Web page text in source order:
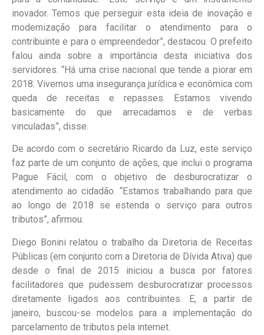
inovador. Temos que perseguir esta ideia de inovação e
modernização para facilitar o atendimento para o
contribuinte e para o empreendedor”, destacou. O prefeito
falou ainda sobre a importância desta iniciativa dos
servidores. “Há uma crise nacional que tende a piorar em
2018. Vivemos uma insegurança jurídica e econômica com
queda de receitas e repasses. Estamos vivendo
basicamente do que arrecadamos e de verbas
vinculadas”, disse.
De acordo com o secretário Ricardo da Luz, este serviço
faz parte de um conjunto de ações, que inclui o programa
Pague Fácil, com o objetivo de desburocratizar o
atendimento ao cidadão. “Estamos trabalhando para que
ao longo de 2018 se estenda o serviço para outros
tributos”, afirmou.
Diego Bonini relatou o trabalho da Diretoria de Receitas
Públicas (em conjunto com a Diretoria de Dívida Ativa) que
desde o final de 2015 iniciou a busca por fatores
facilitadores que pudessem desburocratizar processos
diretamente ligados aos contribuintes. E, a partir de
janeiro, buscou-se modelos para a implementação do
parcelamento de tributos pela internet.